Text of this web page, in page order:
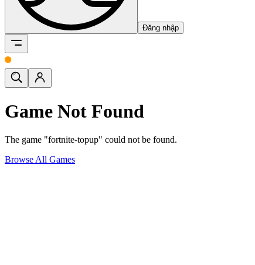
Đăng nhập
Game Not Found
The game "fortnite-topup" could not be found.
Browse All Games